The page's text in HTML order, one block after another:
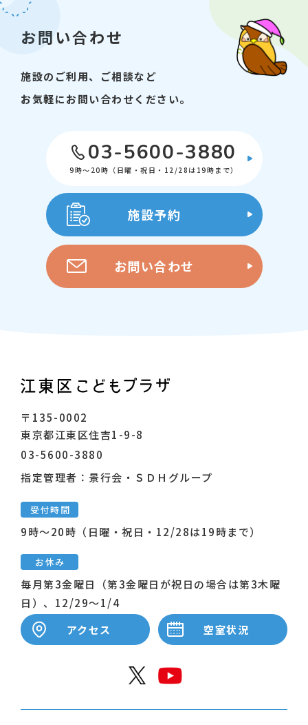
【持ち物】できれば学校で使っているchrome
【申込】7月5日(日曜日)9時から専用フォーム
（新しいウィンドウが開きます）で受付しま
す。
館 03-5600-3885
お問い合わせ
施設のご利用、ご相談など
お気軽にお問い合わせください。
03-5600-3880
9時～20時（日曜・祝日・12/28は19時まで）
施設予約
お問い合わせ
〒135-0002
東京都江東区住吉1-9-8
03-5600-3880
指定管理者：景行会・ＳＤＨグループ
受付時間
9時～20時（日曜・祝日・12/28は19時まで）
お休み
毎月第3金曜日（第3金曜日が祝日の場合は第3木曜
日）、12/29～1/4
アクセス
空室状況